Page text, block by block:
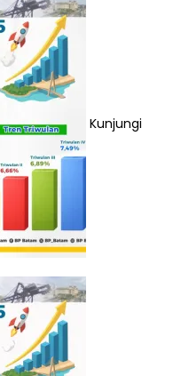
Kunjungi